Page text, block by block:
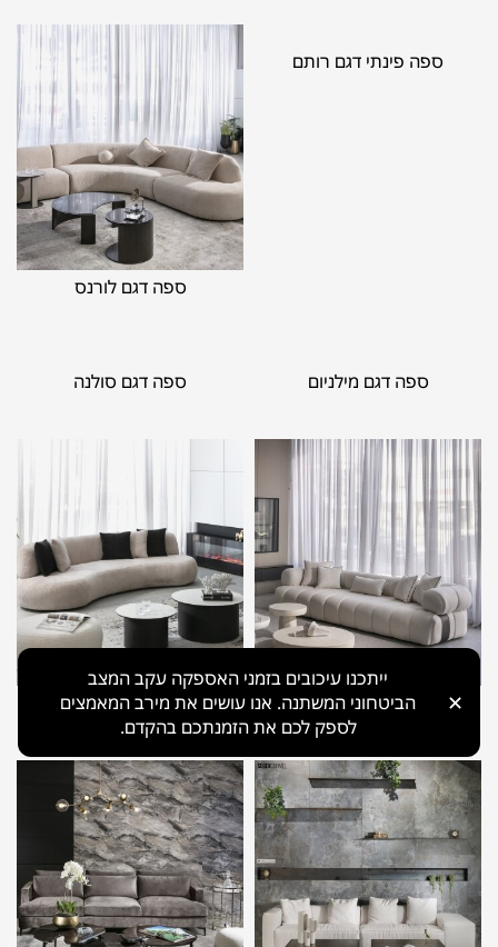
ייתכנו עיכובים בזמני האספקה עקב המצב
הביטחוני המשתנה. אנו עושים את מירב המאמצים
לספק לכם את הזמנתכם בהקדם.
✕
ספה פינתי דגם רותם
ספה דגם לורנס
ספה דגם מילניום ספה דגם סולנה
ספה דגם סנייק ספה דגם קשת